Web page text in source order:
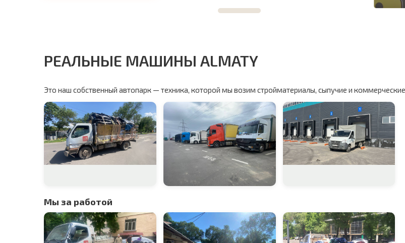
РЕАЛЬНЫЕ МАШИНЫ ALMATY
Это наш собственный автопарк — техника, которой мы возим стройматериалы, сыпучие и
Мы за работой